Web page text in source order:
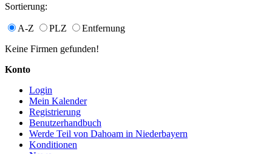
Sortierung:
A-Z PLZ
Entfernung
Keine Firmen gefunden!
Konto
Login
Mein Kalender
Registrierung
Benutzerhandbuch
Werde Teil von Dahoam in Niederbayern
Konditionen